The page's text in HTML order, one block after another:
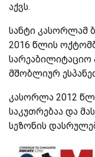
აქვს.
სანტი
2016 წლის
სარეაბილიტაციო
მშობლიურ
კასორლა 2012
საკუთრებაა და
სეზონის